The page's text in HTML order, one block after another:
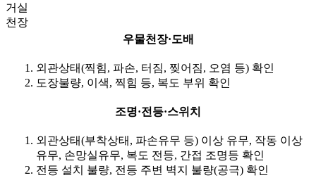
거실
천장
우물천장·도배
외관상태(찍힘, 파손, 터짐, 찢어짐, 오염 등) 확인
도장불량, 이색, 찍힘 등, 복도 부위 확인
조명·전등·스위치
외관상태(부착상태, 파손유무 등) 이상 유무, 작동 이상
유무, 손망실유무, 복도 전등, 간접 조명등 확인
전등 설치 불량, 전등 주변 벽지 불량(공극) 확인